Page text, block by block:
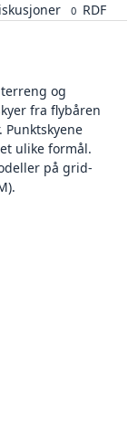
0 RDF
og
fra flybåren
ulike formål.
på grid-